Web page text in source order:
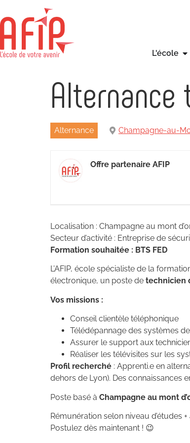
L'école
Alternance
Alternance Champagne-au-
Offre partenaire AFIP
Localisation : Champagne au mont
Secteur d’activité : Entreprise de
Formation souhaitée : BTS FED
L’AFIP, école spécialiste de la
électronique, un poste de technicien
Vos missions :
Conseil clientèle téléphonique
Télédépannage des systèmes
Assurer le support aux
Réaliser les télévisites sur les
Profil recherché : Apprenti.e en
dehors de Lyon). Des connaissances
Poste basé à Champagne au mont
Rémunération selon niveau d’études
Postulez dès maintenant ! 😉